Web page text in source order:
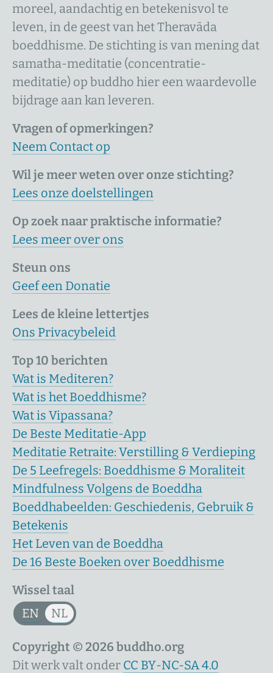
moreel, aandachtig en betekenisvol te
leven, in de geest van het Theravāda
boeddhisme. De stichting is van mening dat
samatha-meditatie (concentratie-
meditatie) op buddho hier een waardevolle
bijdrage aan kan leveren.
Vragen of opmerkingen?
Neem Contact op
Wil je meer weten over onze stichting?
Lees onze doelstellingen
Op zoek naar praktische informatie?
Lees meer over ons
Steun ons
Geef een Donatie
Lees de kleine lettertjes
Ons Privacybeleid
Top 10 berichten
Wat is Mediteren?
Wat is het Boeddhisme?
Wat is Vipassana?
De Beste Meditatie-App
Meditatie Retraite: Verstilling & Verdieping
De 5 Leefregels: Boeddhisme & Moraliteit
Mindfulness Volgens de Boeddha
Boeddhabeelden: Geschiedenis, Gebruik &
Betekenis
Het Leven van de Boeddha
De 16 Beste Boeken over Boeddhisme
Wissel taal
EN
NL
Copyright © 2026 buddho.org
Dit werk valt onder CC BY-NC-SA 4.0